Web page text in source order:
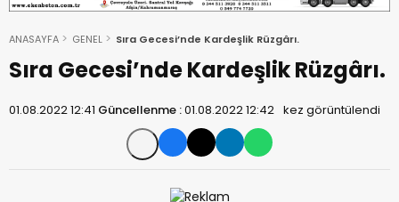
ANASAYFA GENEL Sıra Gecesi’nde Kardeşlik Rüzgârı.
Sıra Gecesi’nde Kardeşlik Rüzgârı.
01.08.2022 12:41 Güncellenme :01.08.2022 12:42 kez görüntülendi